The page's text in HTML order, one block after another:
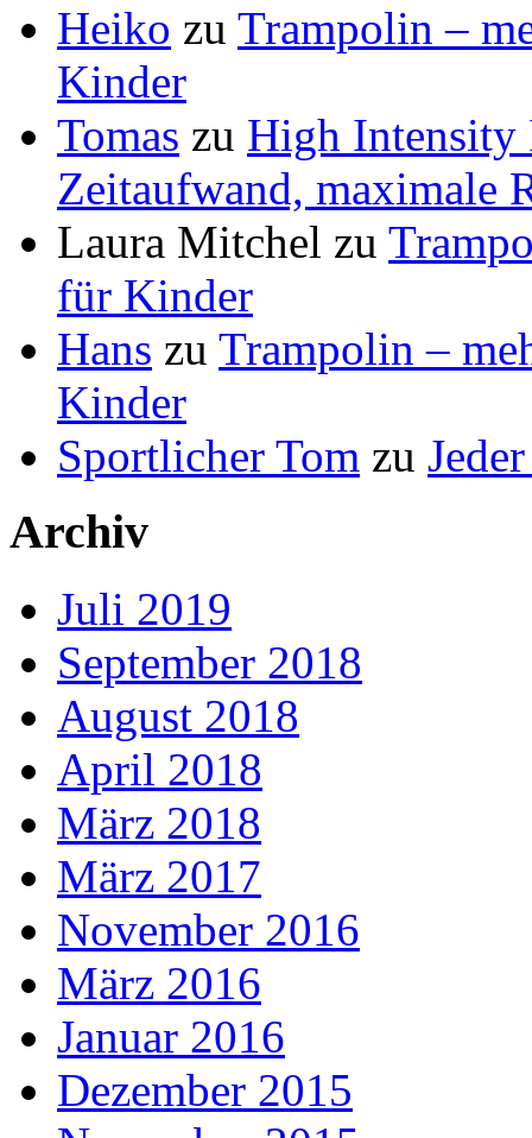
Heiko zu Trampolin –
Kinder
Tomas zu High
Zeitaufwand, maximale
Laura Mitchel zu
für Kinder
Hans zu Trampolin –
Kinder
Sportlicher Tom zu
Archiv
Juli 2019
September 2018
August 2018
April 2018
März 2018
März 2017
November 2016
März 2016
Januar 2016
Dezember 2015